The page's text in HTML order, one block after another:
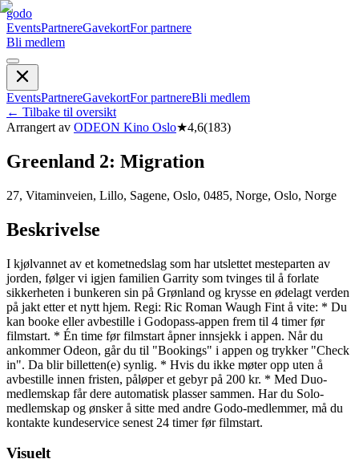
godo
EventsPartnereGavekortFor partnere
Bli medlem
EventsPartnereGavekortFor partnereBli medlem
← Tilbake til oversikt
Arrangert av ODEON Kino Oslo★4,6(183)
Greenland 2: Migration
27, Vitaminveien, Lillo, Sagene, Oslo, 0485, Norge, Oslo, Norge
Beskrivelse
I kjølvannet av et kometnedslag som har utslettet mesteparten av
jorden, følger vi igjen familien Garrity som tvinges til å forlate
sikkerheten i bunkeren sin på Grønland og krysse en ødelagt verden
på jakt etter et nytt hjem. Regi: Ric Roman Waugh Fint å vite: * Du
kan booke eller avbestille i Godopass-appen frem til 4 timer før
filmstart. * Én time før filmstart åpner innsjekk i appen. Når du
ankommer Odeon, går du til "Bookings" i appen og trykker "Check
in". Da blir billetten(e) synlig. * Hvis du ikke møter opp uten å
avbestille innen fristen, påløper et gebyr på 200 kr. * Med Duo-
medlemskap får dere automatisk plasser sammen. Har du Solo-
medlemskap og ønsker å sitte med andre Godo-medlemmer, må du
kontakte kundeservice senest 24 timer før filmstart.
Visuelt